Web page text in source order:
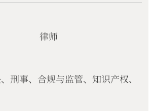
律师
刑事、合规与监管、知识产权、